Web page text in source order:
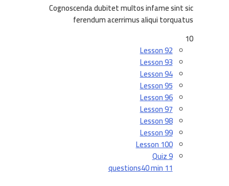
Cognoscenda dubitet multos infame sint sic
ferendum acerrimus aliqui torquatus
10
Lesson 92
Lesson 93
Lesson 94
Lesson 95
Lesson 96
Lesson 97
Lesson 98
Lesson 99
Lesson 100
Quiz 9
11 questions
40 min